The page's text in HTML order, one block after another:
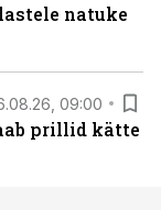
natuke
09:00
prillid kätte